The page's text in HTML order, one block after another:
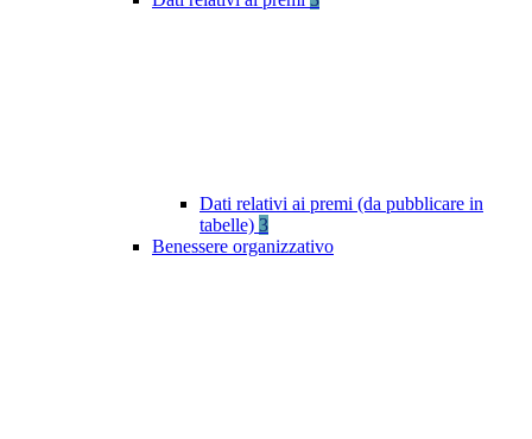
Dati relativi ai premi (da pubblicare in
tabelle) 3
Benessere organizzativo